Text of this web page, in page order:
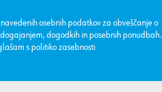
osebnih podatkov za obveščanje o
dogodkih in posebnih ponudbah.
s politiko zasebnosti